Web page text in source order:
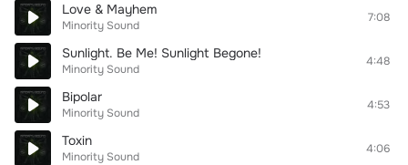
Love & Mayhem
Minority Sound
7:08
Sunlight. Be Me! Sunlight Begone!
Minority Sound
4:48
Bipolar
Minority Sound
4:53
Toxin
Minority Sound
4:06